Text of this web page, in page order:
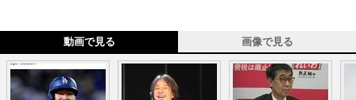
動画で見る 画像で見る